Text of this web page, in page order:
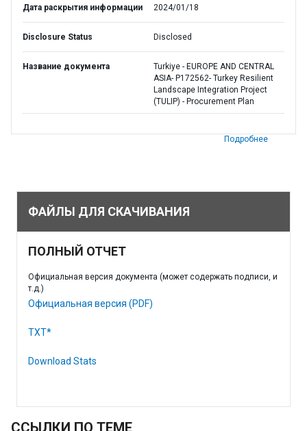
Дата раскрытия информации 2024/01/18
Disclosure Status Disclosed
Название документа
Turkiye - EUROPE AND CENTRAL
ASIA- P172562- Turkey Resilient
Landscape Integration Project
(TULIP) - Procurement Plan
Подробнее
ФАЙЛЫ ДЛЯ СКАЧИВАНИЯ
ПОЛНЫЙ ОТЧЕТ
Официальная версия документа (может содержать подписи, и
т.д.)
Официальная версия (PDF)
TXT*
Download Stats
ССЫЛКИ ПО ТЕМЕ